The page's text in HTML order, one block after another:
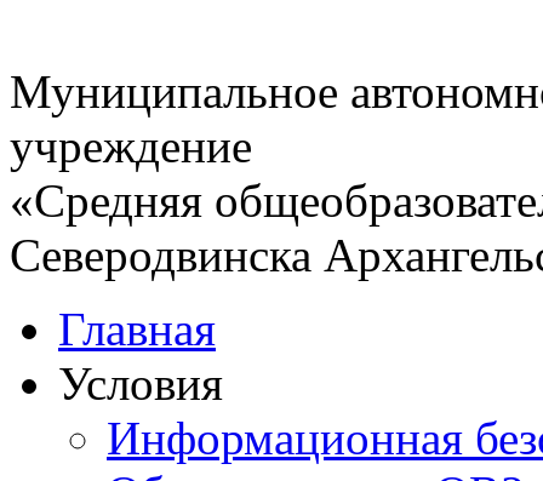
Муниципальное
учреждение
«Средняя
Северодвинска
Главная
Условия
Информационная